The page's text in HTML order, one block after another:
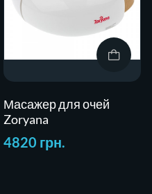
Масажер для очей
Zoryana
4820 грн.